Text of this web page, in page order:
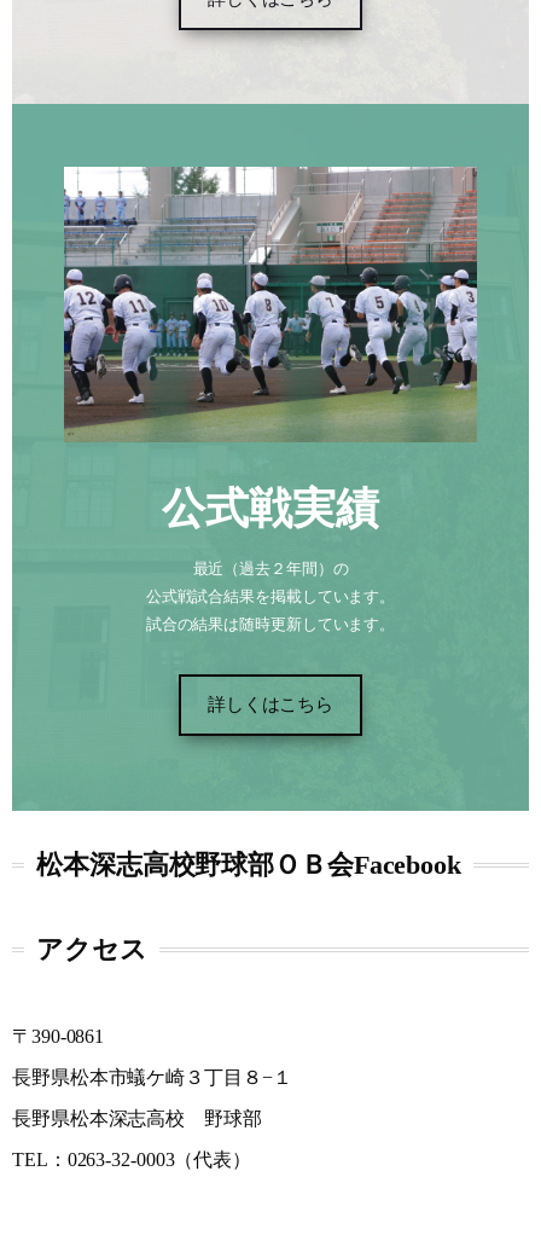
公式戦実績
最近（過去２年間）の
公式戦試合結果を掲載しています。
試合の結果は随時更新しています。
詳しくはこちら
松本深志高校野球部ＯＢ会Facebook
アクセス
〒390-0861
長野県松本市蟻ケ崎３丁目８−１
長野県松本深志高校 野球部
TEL：0263-32-0003（代表）